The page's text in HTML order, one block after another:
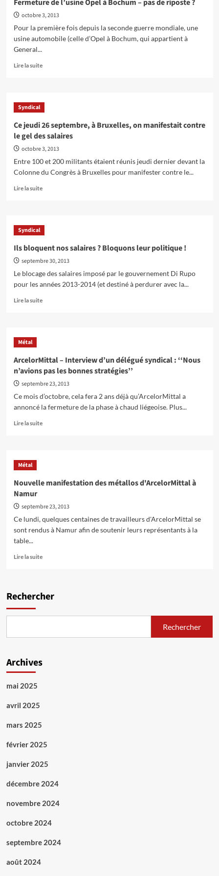
permanents
SETCa
BHV
Contester
n’est
Fermeture de l’usine Opel à Bochum – pas de riposte ?
octobre 3, 2013
Pour la première fois depuis la seconde guerre mondiale, une
usine automobile (celle d’Opel à Bochum, qui appartient à
General...
Lire la suiteEn
Fermeture
Opel
à
Bochum
pas
de
Syndical
Ce jeudi 26 septembre, à Bruxelles, on manifestait contre
le gel des salaires
octobre 3, 2013
Entre 100 et 200 militants étaient réunis jeudi dernier devant la
Colonne du Congrès à Bruxelles pour manifester contre le...
Lire la suiteEn
Ce
septembre,
à
Bruxelles,
manifestait
contre
Syndical
Ils bloquent nos salaires ? Bloquons leur politique !
septembre 30, 2013
Le blocage des salaires imposé par le gouvernement Di Rupo
pour les années 2013-2014 (et destiné à perdurer avec la...
Lire la suiteEn
salaires
?
Bloquons
leur
politique
!
Métal
ArcelorMittal – Interview d’un délégué syndical : ‘‘Nous
n’avions pas les bonnes stratégies’’
septembre 23, 2013
Ce mois d’octobre, cela fera 2 ans déjà qu’ArcelorMittal a
annoncé la fermeture de la phase à chaud liégeoise. Plus...
Lire la suiteEn
d’un
syndical
‘‘Nous
n’avions
bonnes
Métal
Nouvelle manifestation des métallos d'ArcelorMittal à
Namur
septembre 23, 2013
Ce lundi, quelques centaines de travailleurs d'ArcelorMittal se
sont rendus à Namur afin de soutenir leurs représentants à la
table...
Lire la suiteEn
Nouvelle
manifestation
à
Rechercher
Rechercher
Archives
mai 2025
avril 2025
mars 2025
février 2025
janvier 2025
décembre 2024
novembre 2024
octobre 2024
septembre 2024
août 2024